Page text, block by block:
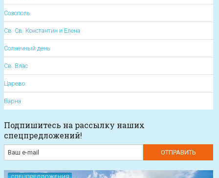
Созополь
Св. Св. Константин и Елена
Солнечный день
Св. Влас
Царево
Варна
Подпишитесь на рассылку наших
спецпредложений!